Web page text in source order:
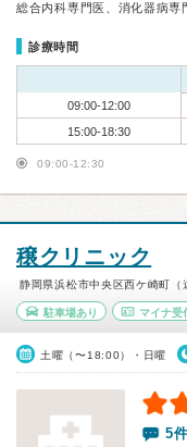
総合内科専門医、消化器病
診療時間
09:00-12:00
15:00-18:30
09:00-12:30
穣クリニック
静岡県浜松市中央区西ケ崎町（
駐車場あり マイナ受
土曜（〜18:00）・日曜
5件